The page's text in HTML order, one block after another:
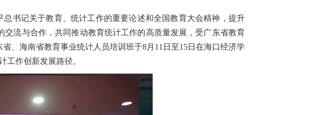
书记关于教育、统计工作的重要论述和全国教育大会精神，提升
流与合作，共同推动教育统计工作的高质量发展，受广东省教育
、海南省教育事业统计人员培训班于8月11日至15日在海口经济学
工作创新发展路径。